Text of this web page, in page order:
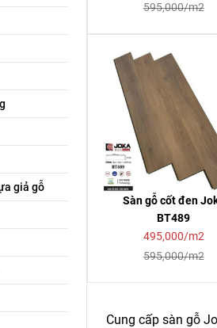
giả gỗ
595,000/m2
Sàn gỗ cốt đen
BT489
495,000/m2
595,000/m2
Cung cấp sàn gỗ